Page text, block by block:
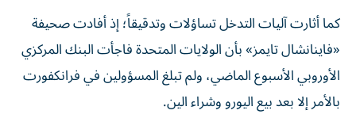
كما أثارت آليات التدخل تساؤلات وتدقيقاً؛ إذ أفادت صحيفة
«فاينانشال تايمز» بأن الولايات المتحدة فاجأت البنك المركزي
الأوروبي الأسبوع الماضي، ولم تبلغ المسؤولين في فرانكفورت
بالأمر إلا بعد بيع اليورو وشراء الين.